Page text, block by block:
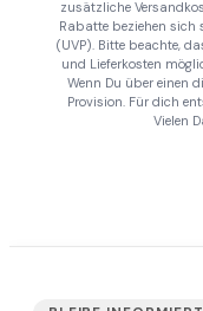
zusätzliche
Rabatte beziehen sich
(UVP). Bitte beachte,
und Lieferkosten
Wenn Du über einen
Provision. Für dich
Vielen